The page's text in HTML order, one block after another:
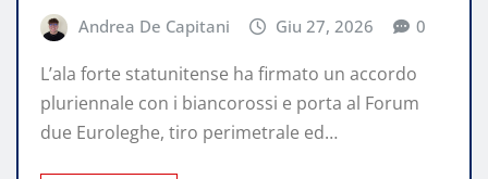
Andrea De Capitani Giu 27, 2026 0
L’ala forte statunitense ha firmato un accordo
pluriennale con i biancorossi e porta al Forum
due Euroleghe, tiro perimetrale ed…